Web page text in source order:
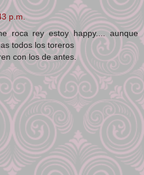
p.m.
roca rey estoy happy.... aunque
todos los toreros
con los de antes.